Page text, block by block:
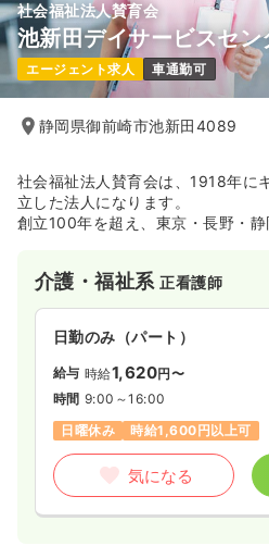
社会福祉法人賛育会
池新田デイサービスセン
エージェント求人 車通勤可
静岡県御前崎市池新田4089
社会福祉法人賛育会は、1918年に
立した法人になります。
創立100年を超え、東京・長野・
介護・福祉系正看護師
日勤のみ（パート）
給与 時給1,620円〜
時間 9:00～16:00
日曜休み
時給1,600円以上可
気になる